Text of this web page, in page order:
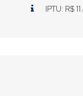
IPTU: R$